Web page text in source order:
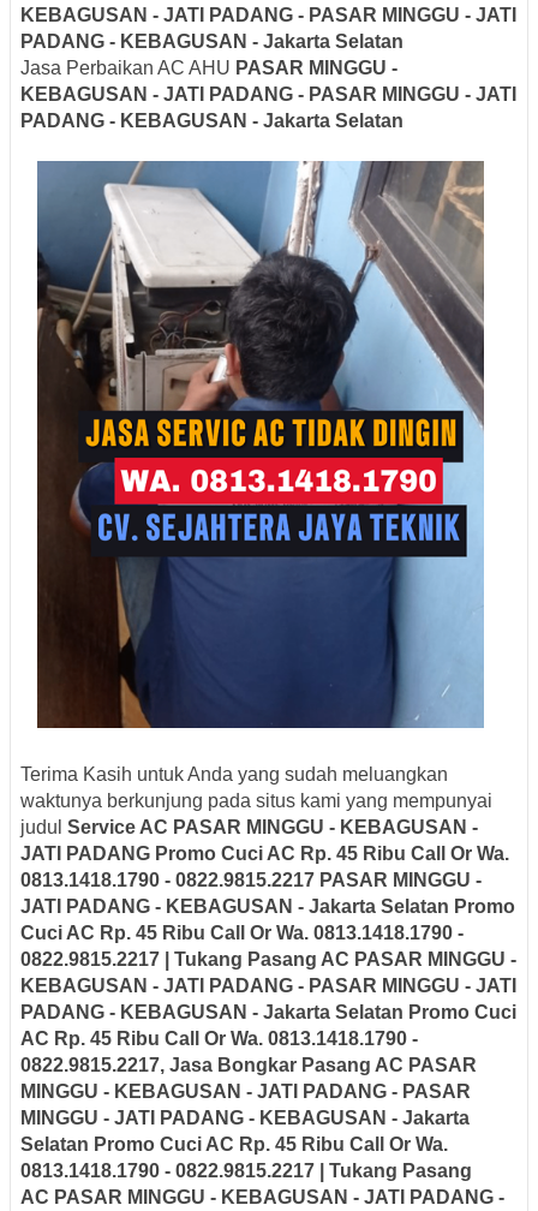
KEBAGUSAN - JATI PADANG - PASAR MINGGU - JATI
PADANG - KEBAGUSAN - Jakarta Selatan
Jasa Perbaikan AC AHU PASAR MINGGU -
KEBAGUSAN - JATI PADANG - PASAR MINGGU - JATI
PADANG - KEBAGUSAN - Jakarta Selatan
Terima Kasih untuk Anda yang sudah meluangkan
waktunya berkunjung pada situs kami yang mempunyai
judul Service AC PASAR MINGGU - KEBAGUSAN -
JATI PADANG Promo Cuci AC Rp. 45 Ribu Call Or Wa.
0813.1418.1790 - 0822.9815.2217 PASAR MINGGU -
JATI PADANG - KEBAGUSAN - Jakarta Selatan Promo
Cuci AC Rp. 45 Ribu Call Or Wa. 0813.1418.1790 -
0822.9815.2217 | Tukang Pasang AC PASAR MINGGU -
KEBAGUSAN - JATI PADANG - PASAR MINGGU - JATI
PADANG - KEBAGUSAN - Jakarta Selatan Promo Cuci
AC Rp. 45 Ribu Call Or Wa. 0813.1418.1790 -
0822.9815.2217, Jasa Bongkar Pasang AC PASAR
MINGGU - KEBAGUSAN - JATI PADANG - PASAR
MINGGU - JATI PADANG - KEBAGUSAN - Jakarta
Selatan Promo Cuci AC Rp. 45 Ribu Call Or Wa.
0813.1418.1790 - 0822.9815.2217 | Tukang Pasang
AC PASAR MINGGU - KEBAGUSAN - JATI PADANG -